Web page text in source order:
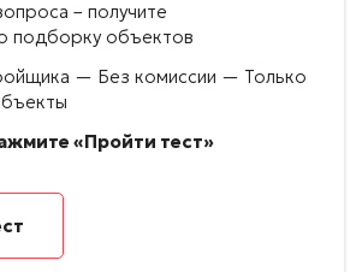
– получите
подборку объектов
— Без комиссии — Только
«Пройти тест»